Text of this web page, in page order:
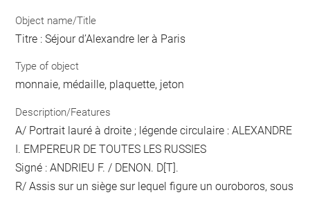
Object name/Title
Titre : Séjour d’Alexandre Ier à Paris
Type of object
monnaie, médaille, plaquette, jeton
Description/Features
A/ Portrait lauré à droite ; légende circulaire : ALEXANDRE
I. EMPEREUR DE TOUTES LES RUSSIES
Signé : ANDRIEU F. / DENON. D[T].
R/ Assis sur un siège sur lequel figure un ouroboros, sous